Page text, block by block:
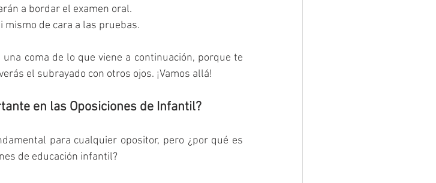
a bordar el examen oral.
mismo de cara a las pruebas.
coma de lo que viene a continuación, porque te
el subrayado con otros ojos. ¡Vamos allá!
en las Oposiciones de Infantil?
para cualquier opositor, pero ¿por qué es
de educación infantil?